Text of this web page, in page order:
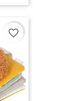
favorite_border